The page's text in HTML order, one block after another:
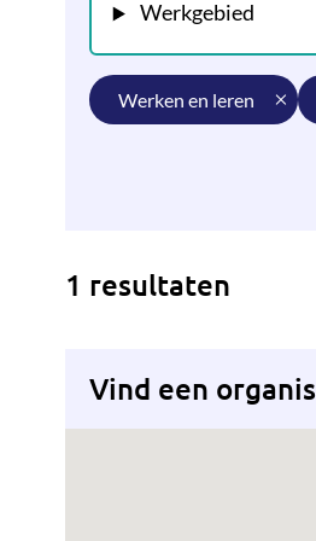
Werkgebied
werken en leren
1 resultaten
Vind een